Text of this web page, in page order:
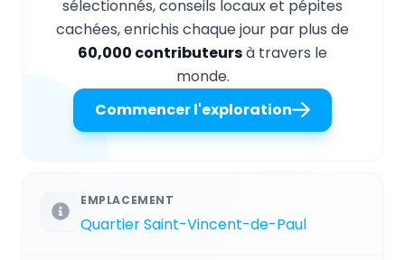
sélectionnés, conseils locaux et pépites
cachées, enrichis chaque jour par plus de
60,000 contributeursà travers le
monde.
Commencer l'exploration
EMPLACEMENT
Quartier Saint-Vincent-de-Paul